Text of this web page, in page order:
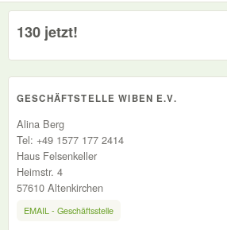
130 jetzt!
GESCHÄFTSTELLE WIBEN E.V.
Alina Berg
Tel: +49 1577 177 2414
Haus Felsenkeller
Heimstr. 4
57610 Altenkirchen
EMAIL - Geschäftsstelle